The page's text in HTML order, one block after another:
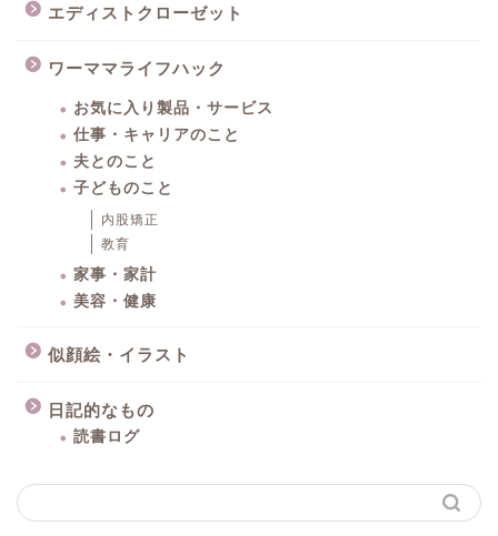
エディストクローゼット
ワーママライフハック
お気に入り製品・サービス
仕事・キャリアのこと
夫とのこと
子どものこと
内股矯正
教育
家事・家計
美容・健康
似顔絵・イラスト
日記的なもの
読書ログ